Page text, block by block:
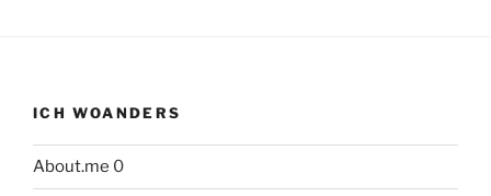
ICH WOANDERS
About.me 0